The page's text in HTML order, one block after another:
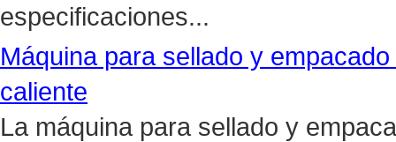
especificaciones...
Máquina para sellado y
caliente
La máquina para sellado y